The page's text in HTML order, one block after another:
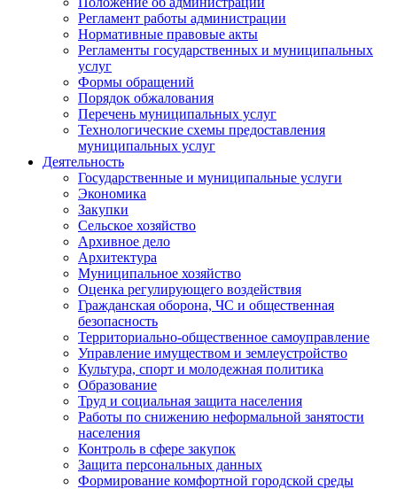
Регламент работы администрации
Нормативные правовые акты
Регламенты государственных и муниципальных
услуг
Формы обращений
Порядок обжалования
Перечень муниципальных услуг
Технологические схемы предоставления
муниципальных услуг
Деятельность
Государственные и муниципальные услуги
Экономика
Закупки
Сельское хозяйство
Архивное дело
Архитектура
Муниципальное хозяйство
Оценка регулирующего воздействия
Гражданская оборона, ЧС и общественная
безопасность
Территориально-общественное самоуправление
Управление имуществом и землеустройство
Культура, спорт и молодежная политика
Образование
Труд и социальная защита населения
Работы по снижению неформальной занятости
населения
Контроль в сфере закупок
Защита персональных данных
Формирование комфортной городской среды